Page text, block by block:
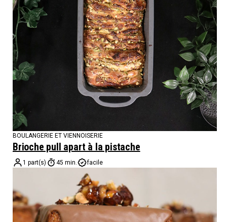
BOULANGERIE ET VIENNOISERIE
Brioche pull apart à la pistache
1 part(s) 45 min. facile